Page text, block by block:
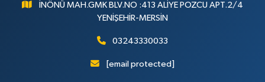
İNÖNÜ MAH.GMK BLV.NO :413 ALİYE POZCU APT.2/4
YENİŞEHİR-MERSİN
03243330033
[email protected]